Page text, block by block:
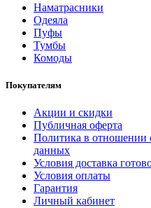
Наматрасники
Одеяла
Пуфы
Тумбы
Комоды
Покупателям
Акции и скидки
Публичная оферта
Политика в отношении
данных
Условия доставка
Условия оплаты
Гарантия
Личный кабинет